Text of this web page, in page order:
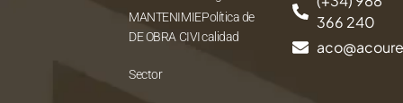
MANTENIMIENTO
DE OBRA CIVIL
Sector
Política de
calidad
366 240